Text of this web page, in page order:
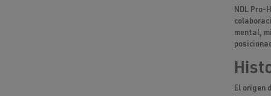
NDL Pro-
mental,
El origen